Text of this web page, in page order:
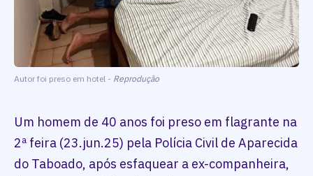
Autor foi preso em hotel - Reprodução
Um homem de 40 anos foi preso em flagrante na
2ª feira (23.jun.25) pela Polícia Civil de Aparecida
do Taboado, após esfaquear a ex-companheira,